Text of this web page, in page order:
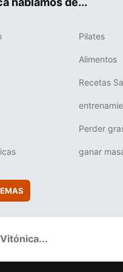
Pilates
Alimentos
Recetas
Perder
ganar